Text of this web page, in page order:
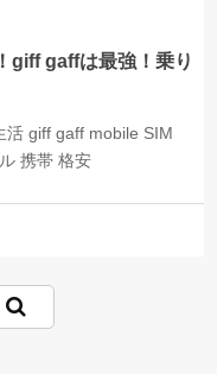
giff gaffは最強！乗り
活 giff gaff mobile SIM
携帯 格安